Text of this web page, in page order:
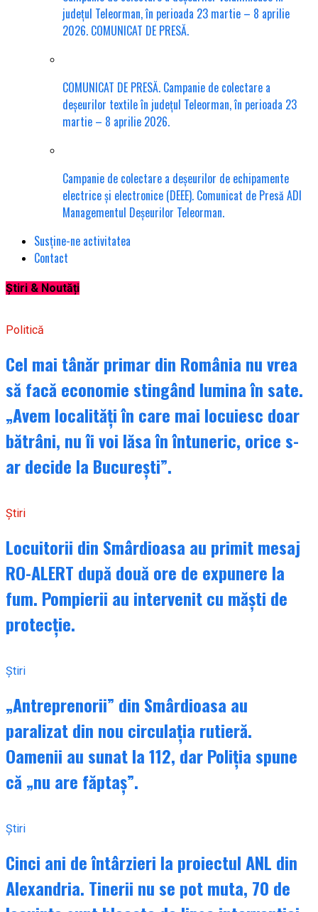
județul Teleorman, în perioada 23 martie – 8 aprilie
2026. COMUNICAT DE PRESĂ.
COMUNICAT DE PRESĂ. Campanie de colectare a
deșeurilor textile în județul Teleorman, în perioada 23
martie – 8 aprilie 2026.
Campanie de colectare a deșeurilor de echipamente
electrice și electronice (DEEE). Comunicat de Presă ADI
Managementul Deșeurilor Teleorman.
Susține-ne activitatea
Contact
Știri & Noutăți
Politică
Cel mai tânăr primar din România nu vrea
să facă economie stingând lumina în sate.
„Avem localități în care mai locuiesc doar
bătrâni, nu îi voi lăsa în întuneric, orice s-
ar decide la București”.
Știri
Locuitorii din Smârdioasa au primit mesaj
RO-ALERT după două ore de expunere la
fum. Pompierii au intervenit cu măști de
protecție.
Știri
„Antreprenorii” din Smârdioasa au
paralizat din nou circulația rutieră.
Oamenii au sunat la 112, dar Poliția spune
că „nu are făptaș”.
Știri
Cinci ani de întârzieri la proiectul ANL din
Alexandria. Tinerii nu se pot muta, 70 de